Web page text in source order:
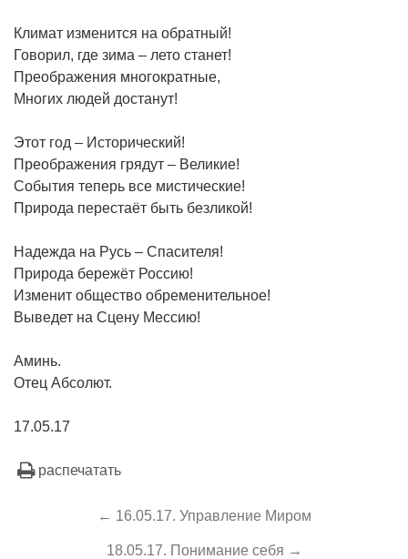
Климат изменится на обратный!
Говорил, где зима – лето станет!
Преображения многократные,
Многих людей достанут!
Этот год – Исторический!
Преображения грядут – Великие!
События теперь все мистические!
Природа перестаёт быть безликой!
Надежда на Русь – Спасителя!
Природа бережёт Россию!
Изменит общество обременительное!
Выведет на Сцену Мессию!
Аминь.
Отец Абсолют.
17.05.17
распечатать
← 16.05.17. Управление Миром
18.05.17. Понимание себя →